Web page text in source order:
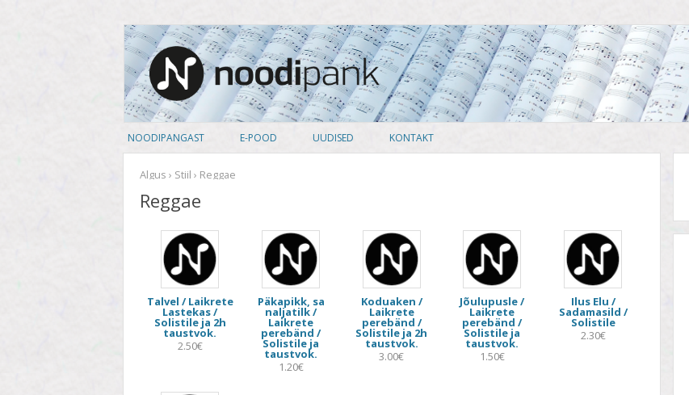
Noodipank
noodipank.ee
content
NOODIPANGAST
TUTVUSTUS
KASUTAJA LEPING
KUIDAS NOOTI OSTA
PRIVAATSUSPOLIITIKA
E-POOD
ARTISTID
ANSAMBLID
ALBUM
KOOSSEIS
UUDISED KONTAKT
Algus › Stiil › Reggae
Reggae
Talvel / Laikrete
Lastekas /
Solistile ja 2h
taustvok.
2.50€
Päkapikk, sa
naljatilk /
Laikrete
perebänd /
Solistile ja
taustvok.
1.20€
Koduaken /
Laikrete
perebänd /
Solistile ja 2h
taustvok.
3.00€
Jõulupusle /
Laikrete
perebänd /
Solistile ja
taustvok.
1.50€
Ilus Elu /
Sadamasild /
Solistile
2.30€